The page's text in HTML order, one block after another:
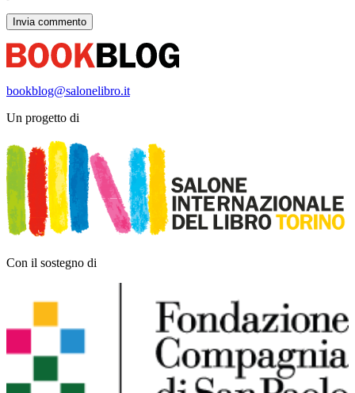
bookblog@salonelibro.it
Un progetto di
Con il sostegno di